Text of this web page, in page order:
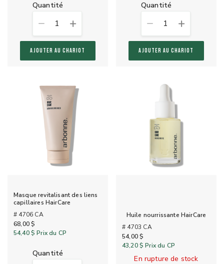
quantité
1
AJOUTER AU CHARIOT
quantité
1
AJOUTER AU CHARIOT
Masque revitalisant des liens
capillaires HairCare
# 4706 CA
68,00 $
54,40 $ Prix du CP
quantité
Huile nourrissante HairCare
# 4703 CA
54,00 $
43,20 $ Prix du CP
En rupture de stock